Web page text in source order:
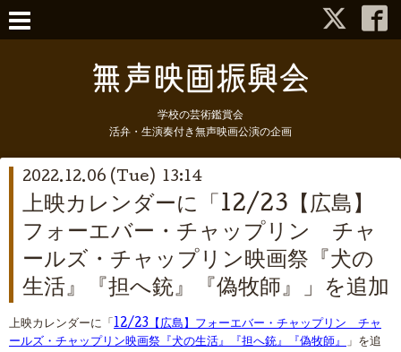
学校の芸術鑑賞会
活弁・生演奏付き無声映画公演の企画
2022.12.06 (Tue) 13:14
上映カレンダーに「12/23【広島】
フォーエバー・チャップリン チャ
ールズ・チャップリン映画祭『犬の
生活』『担へ銃』『偽牧師』」を追加
上映カレンダーに「 12/23【広島】フォーエバー・チャップリン チャ
ールズ・チャップリン映画祭『犬の生活』『担へ銃』『偽牧師』 」を追